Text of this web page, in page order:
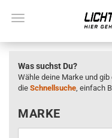
Was suchst Du?
Wähle deine Marke und
die Schnellsuche, einfach
MARKE
MARKE